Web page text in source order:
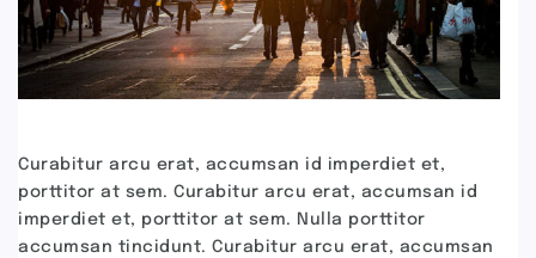
Curabitur arcu erat, accumsan id imperdiet et,
porttitor at sem. Curabitur arcu erat, accumsan id
imperdiet et, porttitor at sem. Nulla porttitor
accumsan tincidunt. Curabitur arcu erat, accumsan